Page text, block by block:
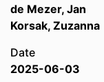
de Mezer, Jan
Korsak, Zuzanna
Date
2025-06-03